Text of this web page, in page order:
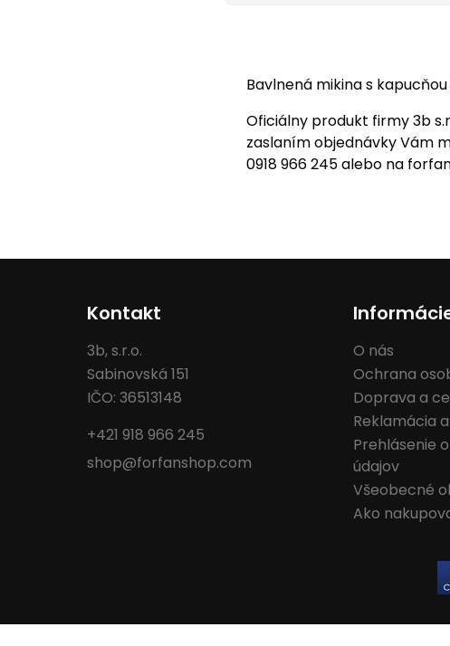
Bavlnená mikina s kapucňou
Oficiálny produkt firmy 3b
zaslaním objednávky Vám
0918 966 245 alebo na
Kontakt
3b, s.r.o.
Sabinovská 151
IČO: 36513148
+421 918 966 245
shop@forfanshop.com
O nás
Ochrana
Doprava a
Reklamácia
Prehlásenie
údajov
Všeobecné
Ako